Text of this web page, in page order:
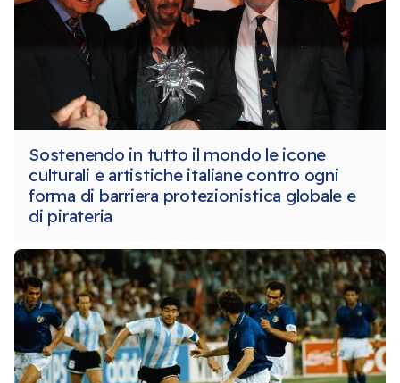
Sostenendo in tutto il mondo le icone
culturali e artistiche italiane contro ogni
forma di barriera protezionistica globale e
di pirateria